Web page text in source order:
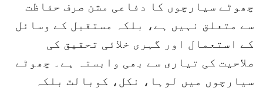
چھوٹے سیارچوں کا دفاعی مشن صرف حفاظت
سے متعلق نہیں ہے، بلکہ مستقبل کے وسائل
کے استعمال اور گہری خلائی تحقیق کی
صلاحیت کی تیاری سے بھی وابستہ ہے۔ چھوٹے
سیارچوں میں لوہا، نکل، کوبالٹ بلکہ